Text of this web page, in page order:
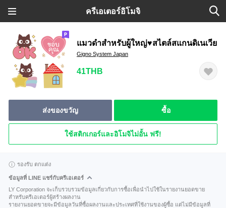
ครีเอเตอร์อิโมจิ
แมวดำสำหรับผู้ใหญ่♥สไตล์สแกนดิเนเวีย
Gigno System Japan
41THB
ส่งของขวัญ ซื้อ
ใช้สติกเกอร์และอิโมจิไม่อั้น ฟรี!
รองรับ ตกแต่ง
ข้อมูลที่ LINE แชร์กับครีเอเตอร์
LY Corporation จะเก็บรวบรวมข้อมูลเกี่ยวกับการซื้อเพื่อนำไปใช้ในรายงานยอดขาย
สำหรับครีเอเตอร์ผู้สร้างผลงาน
รายงานยอดขายจะมีข้อมูลวันที่ซื้อผลงานและประเทศที่ใช้งานของผู้ซื้อ แต่ไม่มีข้อมูลที่